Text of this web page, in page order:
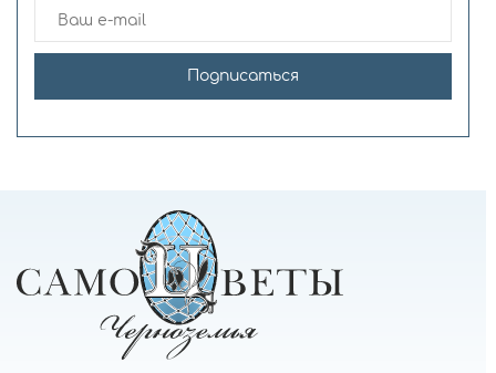
Подписаться